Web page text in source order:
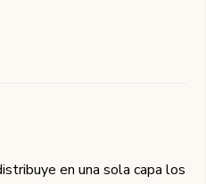
en una sola capa los